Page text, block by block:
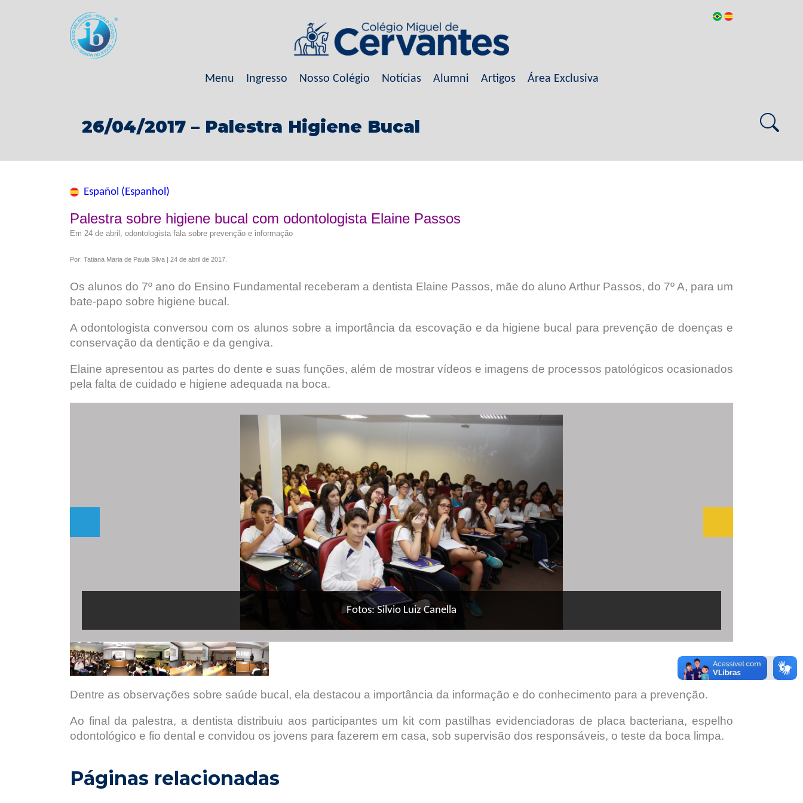
Menu Ingresso Nosso Colégio Notícias Alumni Artigos Área Exclusiva
26/04/2017 – Palestra Higiene Bucal
Español (Espanhol)
Palestra sobre higiene bucal com odontologista Elaine Passos
Em 24 de abril, odontologista fala sobre prevenção e informação
Por: Tatiana Maria de Paula Silva | 24 de abril de 2017.
Os alunos do 7º ano do Ensino Fundamental receberam a dentista Elaine Passos, mãe do aluno Arthur Passos, do 7º A, para um
bate-papo sobre higiene bucal.
A odontologista conversou com os alunos sobre a importância da escovação e da higiene bucal para prevenção de doenças e
conservação da dentição e da gengiva.
Elaine apresentou as partes do dente e suas funções, além de mostrar vídeos e imagens de processos patológicos ocasionados
pela falta de cuidado e higiene adequada na boca.
Fotos: Silvio Luiz Canella
Dentre as observações sobre saúde bucal, ela destacou a importância da informação e do conhecimento para a prevenção.
Ao final da palestra, a dentista distribuiu aos participantes um kit com pastilhas evidenciadoras de placa bacteriana, espelho
odontológico e fio dental e convidou os jovens para fazerem em casa, sob supervisão dos responsáveis, o teste da boca limpa.
Páginas relacionadas